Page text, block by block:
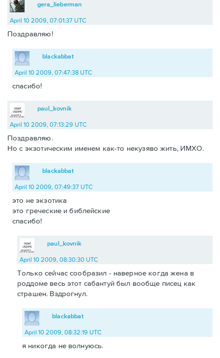
gera_lieberman
April 10 2009, 07:01:37 UTC
Поздравляю!
blackabbat
April 10 2009, 07:47:38 UTC
спасибо!
paul_kovnik
April 10 2009, 07:13:29 UTC
Поздравляю.
Но с экзотическим именем как-то некузяво жить, ИМХО.
blackabbat
April 10 2009, 07:49:37 UTC
это не экзотика
это греческие и библейские
спасибо!
paul_kovnik
April 10 2009, 08:30:30 UTC
Только сейчас сообразил - наверное когда жена в
роддоме весь этот сабантуй был вообще писец как
страшен. Вздрогнул.
blackabbat
April 10 2009, 08:32:19 UTC
я никогда не волнуюсь.